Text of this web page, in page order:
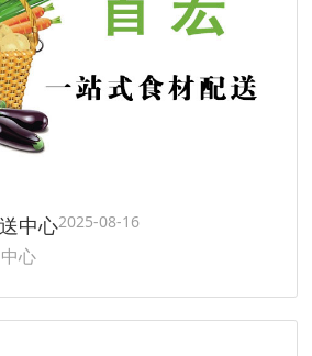
中心2025-08-16
心